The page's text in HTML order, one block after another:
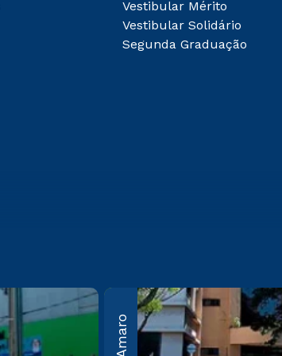
Vestibular Mérito
Vestibular Solidário
Segunda Graduação
Guarulhos
Av. Salgado Filho, nº
100, Cond. Campus